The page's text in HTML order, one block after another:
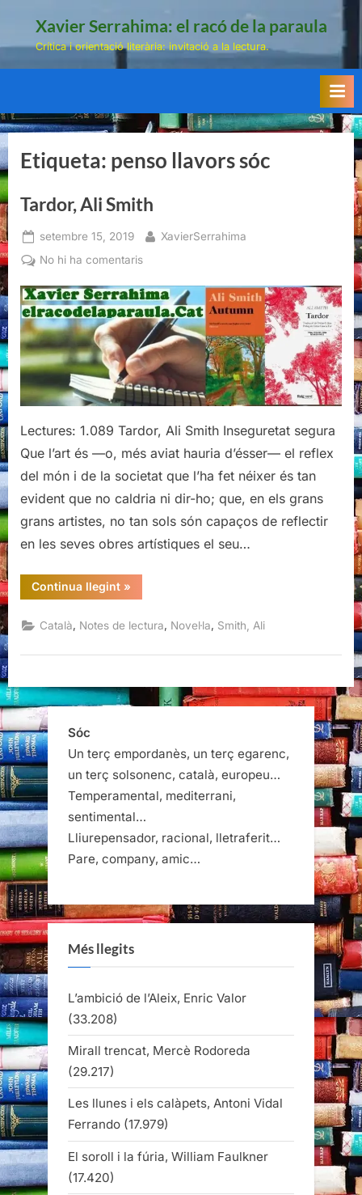
Xavier Serrahima: el racó de la paraula
Crítica i orientació literària: invitació a la lectura.
Etiqueta: penso llavors sóc
Tardor, Ali Smith
Posted
on
setembre 15, 2019 By
XavierSerrahima
No hi ha comentarisa
Ali
Smith
Lectures: 1.089 Tardor, Ali Smith Inseguretat segura
Que l’art és —o, més aviat hauria d’ésser— el reflex
del món i de la societat que l’ha fet néixer és tan
evident que no caldria ni dir-ho; que, en els grans
grans artistes, no tan sols són capaços de reflectir
en les seves obres artístiques el seu…
Continua llegint“Tardor,
Ali
»
Català, Notes de lectura, Novel·la, Smith, Ali
Sóc
Un terç empordanès, un terç egarenc,
un terç solsonenc, català, europeu…
Temperamental, mediterrani,
sentimental…
Lliurepensador, racional, lletraferit…
Pare, company, amic…
Més llegits
L’ambició de l’Aleix, Enric Valor
(33.208)
Mirall trencat, Mercè Rodoreda
(29.217)
Les llunes i els calàpets, Antoni Vidal
Ferrando (17.979)
El soroll i la fúria, William Faulkner
(17.420)